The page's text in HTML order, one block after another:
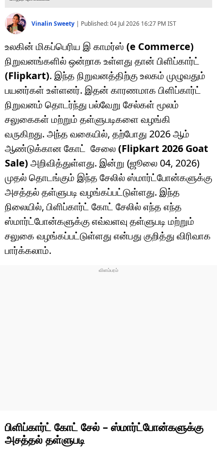
Vinalin Sweety | Published:04 Jul 2026 16:27 PM IST
உலகின் மிகப்பெரிய இ காமர்ஸ் (e Commerce)
நிறுவனங்களில் ஒன்றாக உள்ளது தான் பிளிப்கார்ட்
(Flipkart). இந்த நிறுவனத்திற்கு உலகம் முழுவதும்
பயனர்கள் உள்ளனர். இதன் காரணமாக பிளிப்கார்ட்
நிறுவனம் தொடர்ந்து பல்வேறு சேல்கள் மூலம்
சலுகைகள் மற்றும் தள்ளுபடிகளை வழங்கி
வருகிறது. அந்த வகையில், தற்போது 2026 ஆம்
ஆண்டுக்கான கோட் சேலை(Flipkart 2026 Goat
Sale) அறிவித்துள்ளது. இன்று (ஜூலை 04, 2026)
முதல் தொடங்கும் இந்த சேலில் ஸ்மார்ட்போன்களுக்கு
அசத்தல் தள்ளுபடி வழங்கப்பட்டுள்ளது. இந்த
நிலையில், பிளிப்கார்ட் கோட் சேலில் எந்த எந்த
ஸ்மார்ட்போன்களுக்கு எவ்வளவு தள்ளுபடி மற்றும்
சலுகை வழங்கப்பட்டுள்ளது என்பது குறித்து விரிவாக
பார்க்கலாம்.
பிளிப்கார்ட் கோட் சேல் – ஸ்மார்ட்போன்களுக்கு
அசத்தல் தள்ளுபடி